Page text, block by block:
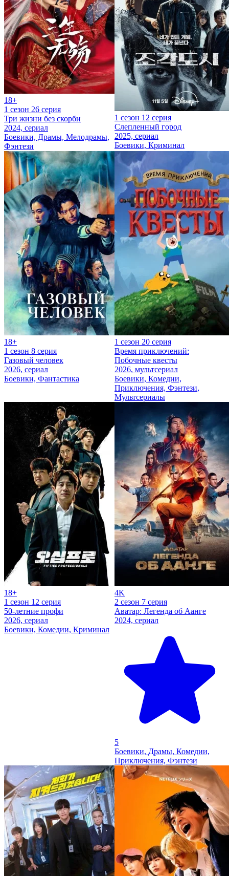
18+
1 сезон 26 серия
Три жизни без скорби
2024, сериал
Боевики, Драмы, Мелодрамы,
Фэнтези
1 сезон 12 серия
Слепленный город
2025, сериал
Боевики, Криминал
18+
1 сезон 8 серия
Газовый человек
2026, сериал
Боевики, Фантастика
1 сезон 20 серия
Время приключений:
Побочные квесты
2026, мультсериал
Боевики, Комедии,
Приключения, Фэнтези,
Мультсериалы
18+
1 сезон 12 серия
50-летние профи
2026, сериал
Боевики, Комедии, Криминал
4K
2 сезон 7 серия
Аватар: Легенда об Аанге
2024, сериал
5
Боевики, Драмы, Комедии,
Приключения, Фэнтези